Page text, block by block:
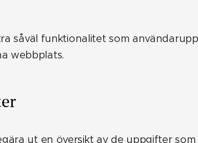
såväl funktionalitet som
webbplats.
ut en översikt av de uppgifter som